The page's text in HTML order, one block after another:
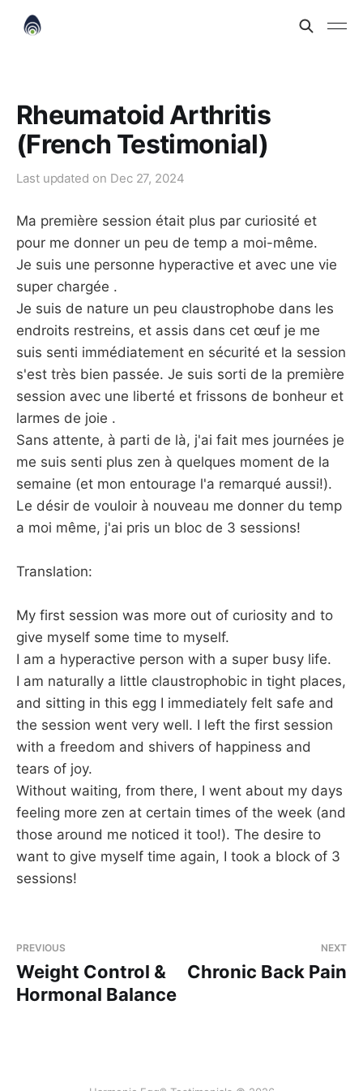
Rheumatoid Arthritis
(French Testimonial)
Last updated on Dec 27, 2024
Ma première session était plus par curiosité et
pour me donner un peu de temp a moi-même.
Je suis une personne hyperactive et avec une vie
super chargée .
Je suis de nature un peu claustrophobe dans les
endroits restreins, et assis dans cet œuf je me
suis senti immédiatement en sécurité et la session
s'est très bien passée. Je suis sorti de la première
session avec une liberté et frissons de bonheur et
larmes de joie .
Sans attente, à parti de là, j'ai fait mes journées je
me suis senti plus zen à quelques moment de la
semaine (et mon entourage l'a remarqué aussi!).
Le désir de vouloir à nouveau me donner du temp
a moi même, j'ai pris un bloc de 3 sessions!
Translation:
My first session was more out of curiosity and to
give myself some time to myself.
I am a hyperactive person with a super busy life.
I am naturally a little claustrophobic in tight places,
and sitting in this egg I immediately felt safe and
the session went very well. I left the first session
with a freedom and shivers of happiness and
tears of joy.
Without waiting, from there, I went about my days
feeling more zen at certain times of the week (and
those around me noticed it too!). The desire to
want to give myself time again, I took a block of 3
sessions!
PREVIOUS
Weight Control &
Hormonal Balance
NEXT
Chronic Back Pain